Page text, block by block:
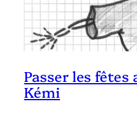
Passer les fêtes
Kémi